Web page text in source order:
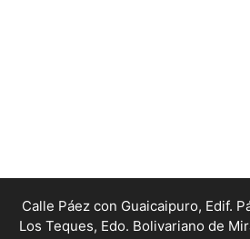
Calle Páez con Guaicaipuro, Edif.
Los Teques, Edo. Bolivariano de